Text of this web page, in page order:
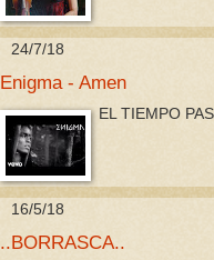
24/7/18
Enigma - Amen
EL TIEMPO
16/5/18
..BORRASCA..